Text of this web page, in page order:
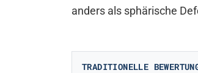
anders als sphärische
TRADITIONELLE